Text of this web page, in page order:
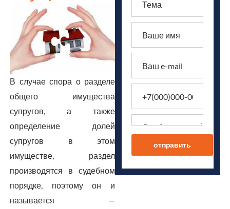
В случае спора о разделе
общего имущества
супругов, а также
определение долей
супругов в этом
имуществе, раздел
производятся в судебном
порядке, поэтому он и
называется —
отправить